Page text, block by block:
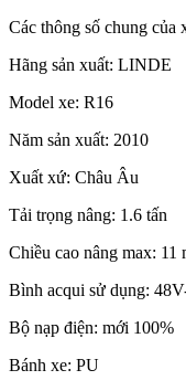
Các thông số chung của
Hãng sản xuất: LINDE
Model xe: R16
Năm sản xuất: 2010
Xuất xứ: Châu Âu
Tải trọng nâng: 1.6 tấn
Chiều cao nâng max: 11
Bình acqui sử dụng:
Bộ nạp điện: mới 100%
Bánh xe: PU